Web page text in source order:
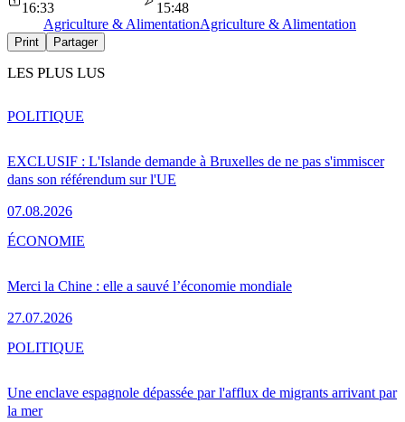
16:33
15:48
Agriculture & AlimentationAgriculture & Alimentation
Print Partager
LES PLUS LUS
EXCLUSIF : L'Islande demande à Bruxelles de ne pas s'immiscer
dans son référendum sur l'UE
07.08.2026
POLITIQUE
Merci la Chine : elle a sauvé l’économie mondiale
27.07.2026
ÉCONOMIE
Une enclave espagnole dépassée par l'afflux de migrants arrivant par
la mer
POLITIQUE